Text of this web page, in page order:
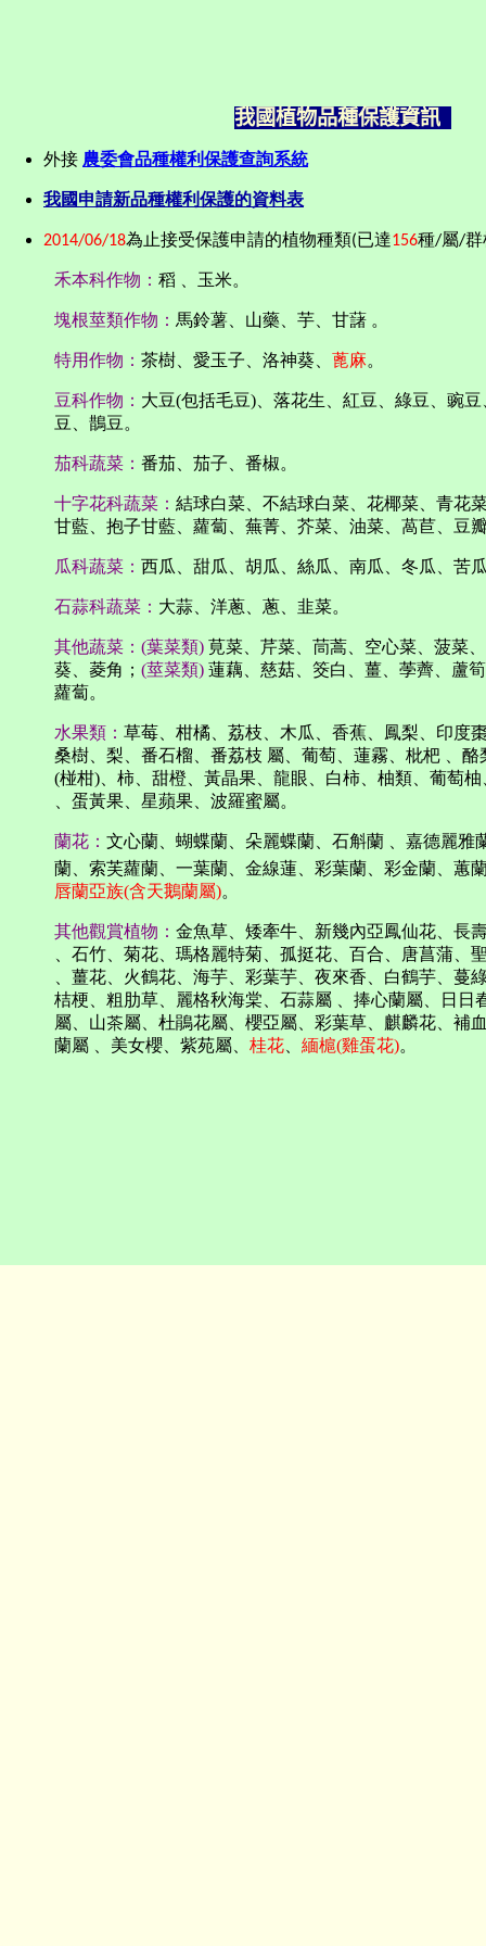
我國植物品種保護資訊
外接 農委會品種權利保護查詢系統
我國申請新品種權利保護的資料表
2014/06/18為止接受保護申請的植物種類(已達156種/屬/群
禾本科作物： 稻 、玉米。
塊根莖類作物： 馬鈴薯、 山藥、芋 、甘藷 。
特用作物： 茶樹 愛玉子 洛神葵 蓖麻。
豆科作物： 大豆(包括毛豆)、落花生、紅豆、綠豆、豌
豆、鵲豆。
茄科蔬菜： 番茄、茄子、番椒。
十字花科蔬菜： 結球白菜、 不結球白菜、花椰菜、青花
甘藍、抱子甘藍、蘿蔔、蕪菁、芥菜、油菜、萵苣、豆
瓜科蔬菜： 西瓜、甜瓜、胡瓜、絲瓜、南瓜、冬瓜、苦
石蒜科蔬菜： 大蒜、洋蔥、蔥、韭菜。
其他蔬菜：(葉菜類) 莧菜、芹菜、茼蒿、空心菜、菠菜
葵、菱角； (莖菜類) 蓮藕、慈菇、筊白、薑、荸薺、蘆
蘿蔔。
水果類： 草莓、柑橘、荔枝、木瓜、香蕉、鳳梨、印度
桑樹、梨、番石榴、番荔枝 屬、葡萄、蓮霧、枇杷 、 酪
(椪柑)、柿、 甜橙、黃晶果、龍眼、白柿、柚類、葡萄
蛋黃果 星蘋果 波羅蜜屬。
蘭花： 文心蘭、蝴蝶蘭、朵麗蝶蘭、石斛蘭 、嘉德麗雅
蘭、索芙蘿蘭、 一葉蘭 金線蓮 彩葉蘭 彩金蘭 、蕙
唇蘭亞族(含天鵝蘭屬)。
其他觀賞植物： 金魚草、 矮牽牛 、新幾內亞鳳仙花、長
石竹 、菊花、 瑪格麗特菊 、孤挺花、百合、唐菖蒲、
薑花 、火鶴花、海芋、彩葉芋、夜來香、白鶴芋、蔓
桔梗、粗肋草、麗格秋海棠、石蒜屬 、 捧心蘭屬
日日
屬、 山茶屬 杜鵑花屬 櫻亞屬、彩葉草 、麒麟花 、補
蘭屬 、美女櫻、 紫苑屬 桂花 緬槴(雞蛋花)。